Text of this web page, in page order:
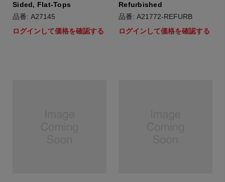
Sided, Flat-Tops
品番: A27145
ログインして価格を確認する
Refurbished
品番: A21772-REFURB
ログインして価格を確認する